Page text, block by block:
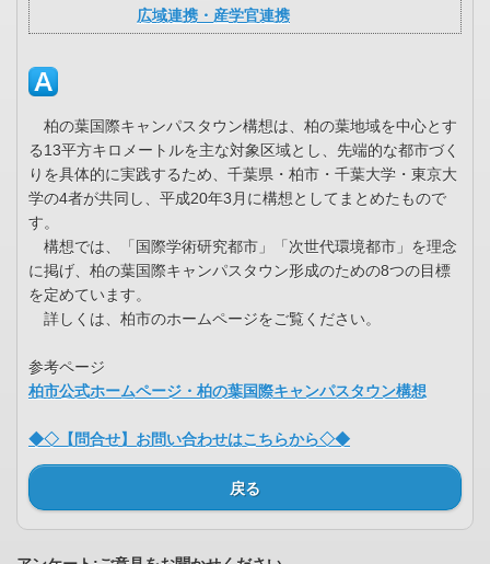
広域連携・産学官連携
柏の葉国際キャンパスタウン構想は、柏の葉地域を中心とす
る13平方キロメートルを主な対象区域とし、先端的な都市づく
りを具体的に実践するため、千葉県・柏市・千葉大学・東京大
学の4者が共同し、平成20年3月に構想としてまとめたもので
す。
構想では、「国際学術研究都市」「次世代環境都市」を理念
に掲げ、柏の葉国際キャンパスタウン形成のための8つの目標
を定めています。
詳しくは、柏市のホームページをご覧ください。
参考ページ
柏市公式ホームページ・柏の葉国際キャンパスタウン構想
◆◇【問合せ】お問い合わせはこちらから◇◆
戻る